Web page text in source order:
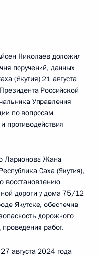
Николаев доложил
поручений, данных
(Якутия) 21 августа
Российской
Управления
по вопросам
противодействия
Ларионова Жана
Саха (Якутия),
восстановлению
дороги у дома 75/12
Якутске, обеспечив
дорожного
работ.
августа 2024 года